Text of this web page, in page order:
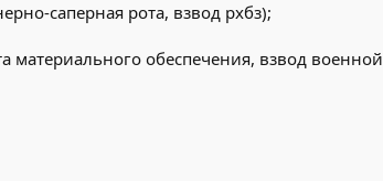
саперная рота, взвод рхбз);
материального обеспечения, взвод военной